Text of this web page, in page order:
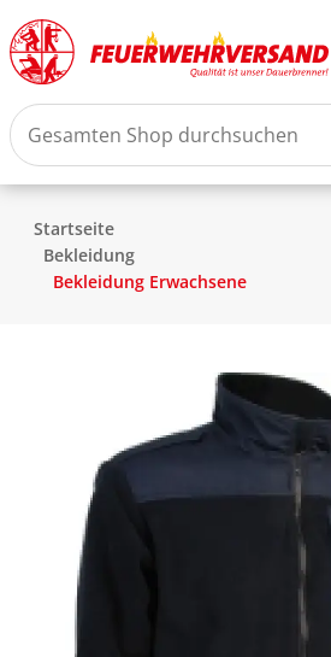
Startseite
Bekleidung
Bekleidung Erwachsene